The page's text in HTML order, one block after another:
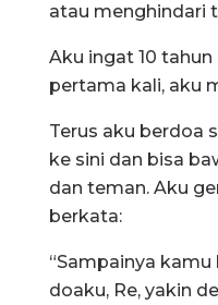
atau menghindari
Aku ingat 10 tahun
pertama kali, aku
Terus aku berdoa
ke sini dan bisa
dan teman. Aku
berkata:
“Sampainya
doaku, Re, yakin